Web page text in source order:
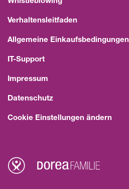
Verhaltensleitfaden
Allgemeine Einkaufsbedingungen
IT-Support
Impressum
Datenschutz
Cookie Einstellungen ändern